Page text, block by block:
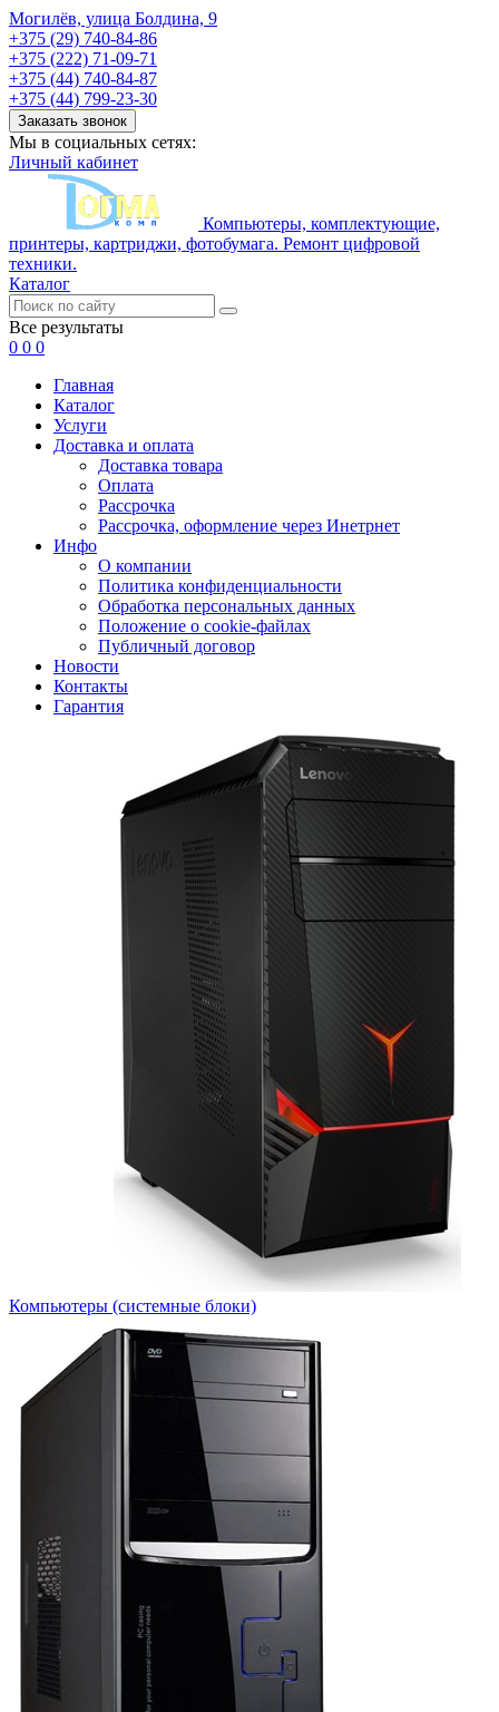
Могилёв, улица Болдина, 9
+375 (29) 740-84-86
+375 (222) 71-09-71
+375 (44) 740-84-87
+375 (44) 799-23-30
Заказать звонок
Мы в социальных сетях:
Личный кабинет
Компьютеры, комплектующие,
принтеры, картриджи, фотобумага. Ремонт цифровой
техники.
Каталог
Все результаты
0 0 0
Главная
Каталог
Услуги
Доставка и оплата
Доставка товара
Оплата
Рассрочка
Рассрочка, оформление через Инетрнет
Инфо
О компании
Политика конфиденциальности
Обработка персональных данных
Положение о cookie-файлах
Публичный договор
Новости
Контакты
Гарантия
Компьютеры (системные блоки)